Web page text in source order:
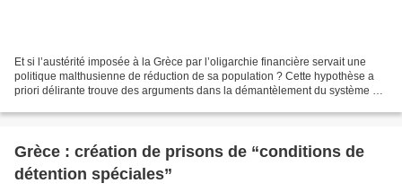
Et si l’austérité imposée à la Grèce par l’oligarchie financière servait une
politique malthusienne de réduction de sa population ? Cette hypothèse a
priori délirante trouve des arguments dans la démantèlement du système de
Grèce : création de prisons de “conditions de
détention spéciales”